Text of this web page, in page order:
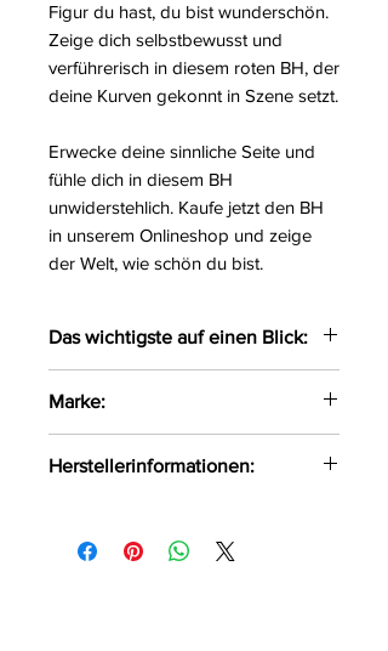
Figur du hast, du bist wunderschön.
Zeige dich selbstbewusst und
verführerisch in diesem roten BH, der
deine Kurven gekonnt in Szene setzt.
Erwecke deine sinnliche Seite und
fühle dich in diesem BH
unwiderstehlich. Kaufe jetzt den BH
in unserem Onlineshop und zeige
der Welt, wie schön du bist.
Das wichtigste auf einen Blick:
aus einem Mix aus Tüll und
Spitze
Der BH wird überm Nacken
Einstellmöglichkeiten am
Marke:
Herstellerinformationen:
Tadeusza 1/1 Białystok, Polen, 15-